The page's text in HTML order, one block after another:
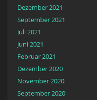
Dezember 2021
September 2021
Juli 2021
Juni 2021
Februar 2021
Dezember 2020
November 2020
September 2020